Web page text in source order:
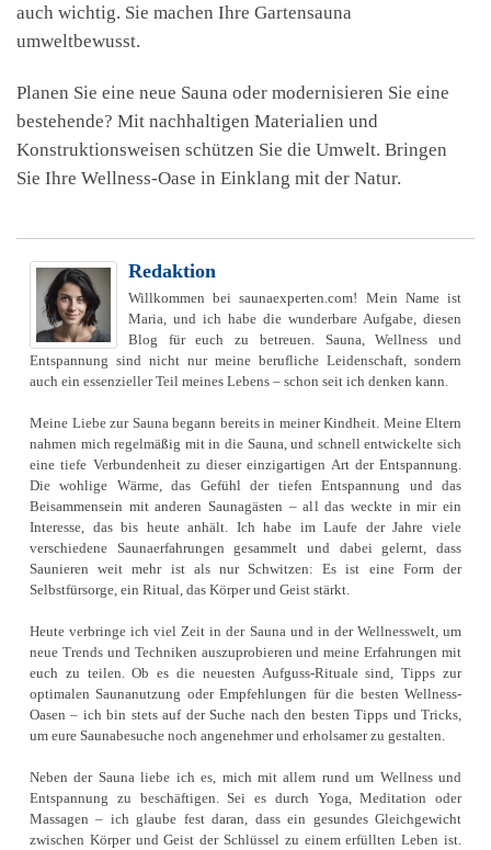
auch wichtig. Sie machen Ihre Gartensauna
umweltbewusst.
Planen Sie eine neue Sauna oder modernisieren Sie eine
bestehende? Mit nachhaltigen Materialien und
Konstruktionsweisen schützen Sie die Umwelt. Bringen
Sie Ihre Wellness-Oase in Einklang mit der Natur.
Redaktion
Willkommen bei saunaexperten.com! Mein Name ist
Maria, und ich habe die wunderbare Aufgabe, diesen
Blog für euch zu betreuen. Sauna, Wellness und
Entspannung sind nicht nur meine berufliche Leidenschaft, sondern
auch ein essenzieller Teil meines Lebens – schon seit ich denken kann.
Meine Liebe zur Sauna begann bereits in meiner Kindheit. Meine Eltern
nahmen mich regelmäßig mit in die Sauna, und schnell entwickelte sich
eine tiefe Verbundenheit zu dieser einzigartigen Art der Entspannung.
Die wohlige Wärme, das Gefühl der tiefen Entspannung und das
Beisammensein mit anderen Saunagästen – all das weckte in mir ein
Interesse, das bis heute anhält. Ich habe im Laufe der Jahre viele
verschiedene Saunaerfahrungen gesammelt und dabei gelernt, dass
Saunieren weit mehr ist als nur Schwitzen: Es ist eine Form der
Selbstfürsorge, ein Ritual, das Körper und Geist stärkt.
Heute verbringe ich viel Zeit in der Sauna und in der Wellnesswelt, um
neue Trends und Techniken auszuprobieren und meine Erfahrungen mit
euch zu teilen. Ob es die neuesten Aufguss-Rituale sind, Tipps zur
optimalen Saunanutzung oder Empfehlungen für die besten Wellness-
Oasen – ich bin stets auf der Suche nach den besten Tipps und Tricks,
um eure Saunabesuche noch angenehmer und erholsamer zu gestalten.
Neben der Sauna liebe ich es, mich mit allem rund um Wellness und
Entspannung zu beschäftigen. Sei es durch Yoga, Meditation oder
Massagen – ich glaube fest daran, dass ein gesundes Gleichgewicht
zwischen Körper und Geist der Schlüssel zu einem erfüllten Leben ist.